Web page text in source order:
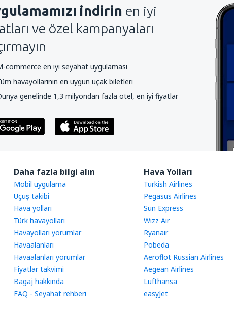
indirin en iyi
ve özel kampanyaları
commerce en iyi seyahat uygulaması
havayollarının en uygun uçak biletleri
genelinde 1,3 milyondan fazla otel, en iyi fiyatlar
Daha fazla bilgi alın
Mobil uygulama
Uçuş takibi
Hava yolları
Türk havayolları
Havayolları yorumlar
Havaalanları
Havaalanları yorumlar
Fiyatlar takvimi
Bagaj hakkında
FAQ - Seyahat rehberi
Hava Yolları
Turkish Airlines
Pegasus Airlines
Sun Express
Wizz Air
Ryanair
Pobeda
Aeroflot Russian Airlines
Aegean Airlines
Lufthansa
easyJet